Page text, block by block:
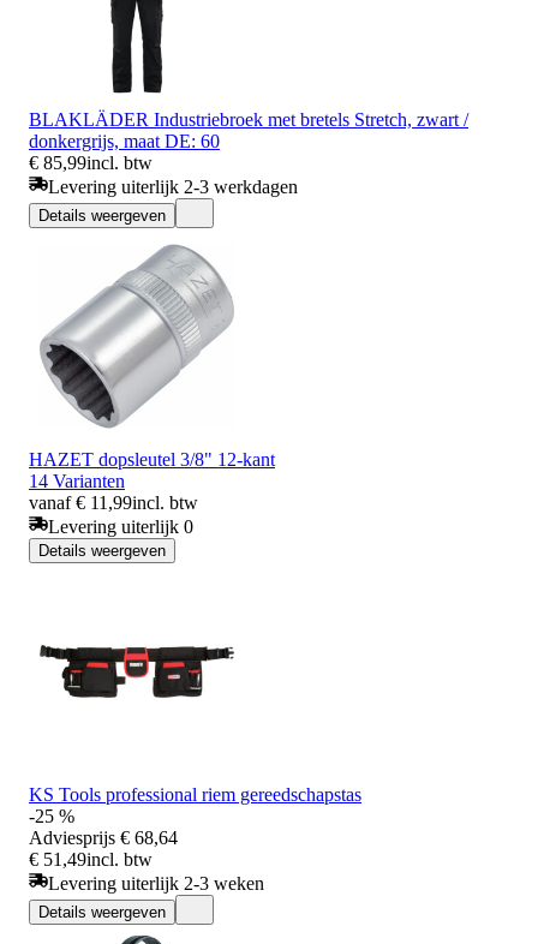
BLAKLÄDER Industriebroek met bretels Stretch, zwart /
donkergrijs, maat DE: 60
€ 85,99incl. btw
Levering uiterlijk 2-3 werkdagen
Details weergeven
HAZET dopsleutel 3/8" 12-kant
14 Varianten
vanaf € 11,99incl. btw
Levering uiterlijk 0
Details weergeven
KS Tools professional riem gereedschapstas
-25 %
Adviesprijs € 68,64
€ 51,49incl. btw
Levering uiterlijk 2-3 weken
Details weergeven